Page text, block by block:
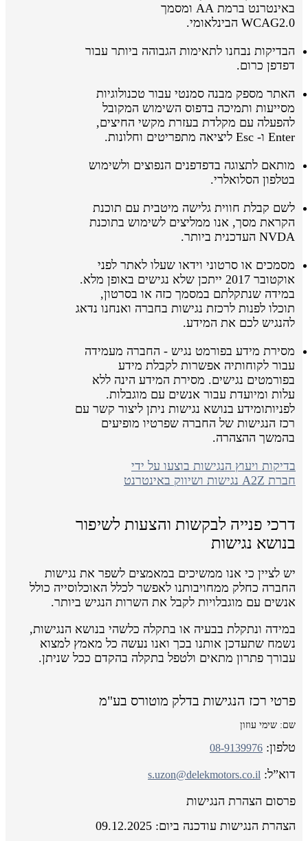
באינטרנט ברמת AA ומסמך
WCAG2.0 הבינלאומי.
הבדיקות נבחנו לתאימות הגבוהה ביותר עבור
דפדפן כרום.
האתר מספק מבנה סמנטי עבור טכנולוגיות
מסייעות ותמיכה בדפוס השימוש המקובל
להפעלה עם מקלדת בעזרת מקשי החיצים,
Enter ו- Esc ליציאה מתפריטים וחלונות.
מותאם לתצוגה בדפדפנים הנפוצים ולשימוש
בטלפון הסלואלרי.
לשם קבלת חווית גלישה מיטבית עם תוכנת
הקראת מסך, אנו ממליצים לשימוש בתוכנת
NVDA העדכנית ביותר.
מסמכים או סרטוני וידאו שעלו לאתר לפני
אוקטובר 2017 ייתכן שלא נגישים באופן מלא.
במידה שנתקלתם במסמך כזה או בסרטון,
תוכלו לפנות לרכזת נגישות בחברה ואנחנו נדאג
להנגיש לכם את המידע.
מסירת מידע בפורמט נגיש - החברה מעמידה
עבור לקוחותיה אפשרות לקבלת מידע
בפורמטים נגישים. מסירת המידע הינה ללא
עלות ומיועדת עבור אנשים עם מוגבלות.
לפניותומידע בנושא נגישות ניתן ליצור קשר עם
רכז הנגישות של החברה שפרטיו מופיעים
בהמשך ההצהרה.
בדיקות ויעוץ הנגישות בוצעו על ידי
חברת A2Z נגישות ושיווק באינטרנט
דרכי פנייה לבקשות והצעות לשיפור
בנושא נגישות
יש לציין כי אנו ממשיכים במאמצים לשפר את נגישות
החברה כחלק ממחויבותנו לאפשר לכלל האוכלוסייה כולל
אנשים עם מוגבלויות לקבל את השרות הנגיש ביותר.
במידה ונתקלת בבעיה או בתקלה כלשהי בנושא הנגישות,
נשמח שתעדכן אותנו בכך ואנו נעשה כל מאמץ למצוא
עבורך פתרון מתאים ולטפל בתקלה בהקדם ככל שניתן.
פרטי רכז הנגישות בדלק מוטורס בע"מ
שם: שימי עוזון
טלפון: 08-9139976
דוא”ל: s.uzon@delekmotors.co.il
פרסום הצהרת הנגישות
הצהרת הנגישות עודכנה ביום: 09.12.2025